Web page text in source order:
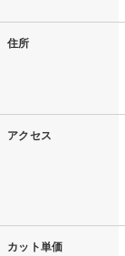
住所
アクセス
カット単価